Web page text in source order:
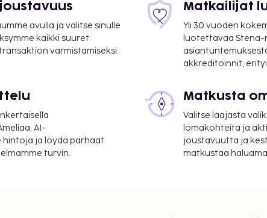
/ 19,2 mi
(ORY).
avulla ja valitse sinulle
kaikki suuret
varmistamiseksi.
Matkailijat
Yli 30 vuoden
luotettavaa
akkreditoinnit,
AI-
ja löydä parhaat
turvin.
Matkusta
Valitse laajasta
lomakohteita ja
joustavuutta ja
matkustaa